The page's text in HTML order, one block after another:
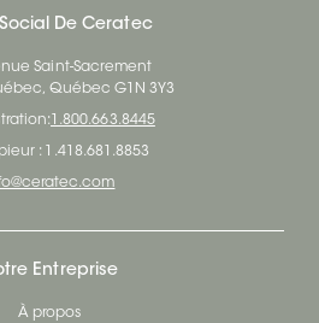
De Ceratec
Saint-Sacrement
Québec G1N 3Y3
1.800.663.8445
: 1.418.681.8853
Entreprise
À propos